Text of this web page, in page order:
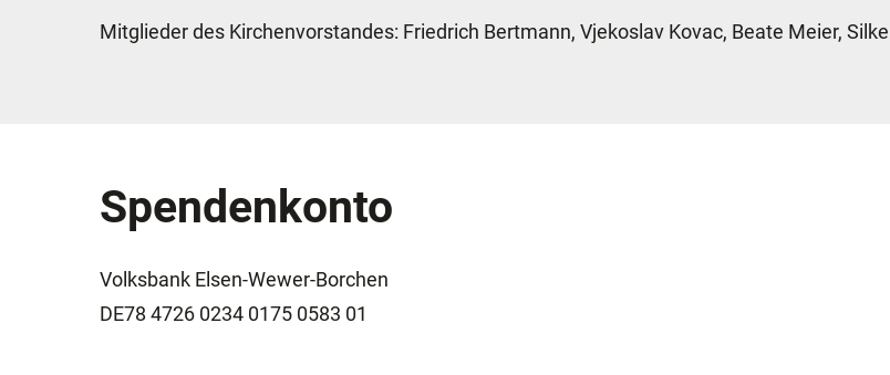
Mitglieder des Kirchenvorstandes: Friedrich Bertmann, Vjekoslav Kovac, Beate Meier,
Spendenkonto
Volksbank Elsen-Wewer-Borchen
DE78 4726 0234 0175 0583 01